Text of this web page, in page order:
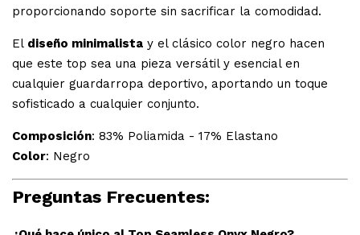
proporcionando soporte sin sacrificar la comodidad.
El diseño minimalista y el clásico color negro hacen
que este top sea una pieza versátil y esencial en
cualquier guardarropa deportivo, aportando un toque
sofisticado a cualquier conjunto.
Composición: 83% Poliamida - 17% Elastano
Color: Negro
Preguntas Frecuentes: